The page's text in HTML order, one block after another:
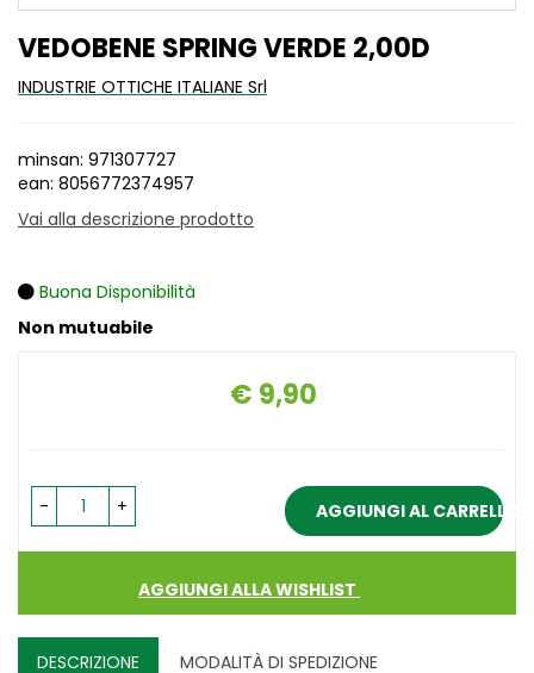
VEDOBENE SPRING VERDE 2,00D
INDUSTRIE OTTICHE ITALIANE Srl
minsan: 971307727
ean: 8056772374957
Vai alla descrizione prodotto
Buona Disponibilità
Non mutuabile
Prezzo
€ 9,90
- + AGGIUNGI AL CARRELLO
AGGIUNGI ALLA WISHLIST
DESCRIZIONE MODALITÀ DI SPEDIZIONE